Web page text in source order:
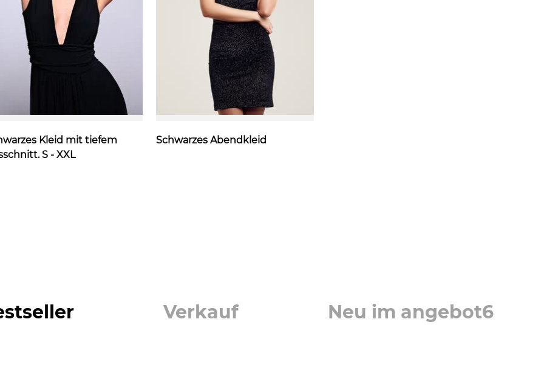
Kleid mit tiefem
S - XXL
Schwarzes Abendkleid
verkauf neu im angebot6